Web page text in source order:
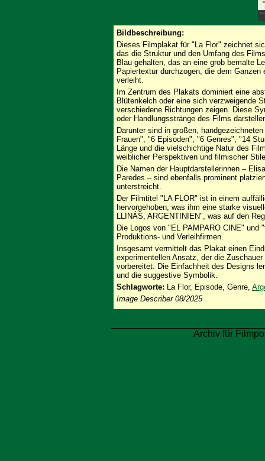
Bildbeschreibung:
Dieses Filmplakat für "La Flor" zeichnet
das die Struktur und den Umfang des
Blau gehalten, das an eine grob bemalte
Papiertextur durchzogen, die dem
verleiht.
Im Zentrum des Plakats dominiert eine
Blütenkelch oder eine sich verzweigende
verschiedene Richtungen zeigen. Diese
oder Handlungsstränge des Films
Darunter sind in großen,
Frauen", "6 Episoden", "6 Genres", "14
Länge und die vielschichtige Natur des
weiblicher Perspektiven und filmischer
Die Namen der Hauptdarstellerinnen –
Paredes – sind ebenfalls prominent
unterstreicht.
Der Filmtitel "LA FLOR" ist in einem
hervorgehoben, was ihm eine starke
LLINÁS, ARGENTINIEN", was auf den
Die Logos von "EL PAMPARO CINE" und
Produktions- und Verleihfirmen.
Insgesamt vermittelt das Plakat einen
experimentellen Ansatz, der die
vorbereitet. Die Einfachheit des Designs
und die suggestive Symbolik.
Schlagworte: La Flor, Episode, Genre,
Image Describer 08/2025
Archiv für